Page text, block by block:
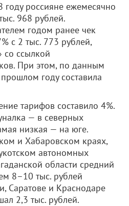
россияне ежемесячно
968 рублей.
годом ранее чек
с 2 тыс. 773 рублей,
со ссылкой
При этом, по данным
году составила
тарифов составило 4%.
— в северных
низкая — на юге.
и Хабаровском краях,
автономных
области средний
8–10 тыс. рублей
Саратове и Краснодаре
2,3 тыс. рублей.